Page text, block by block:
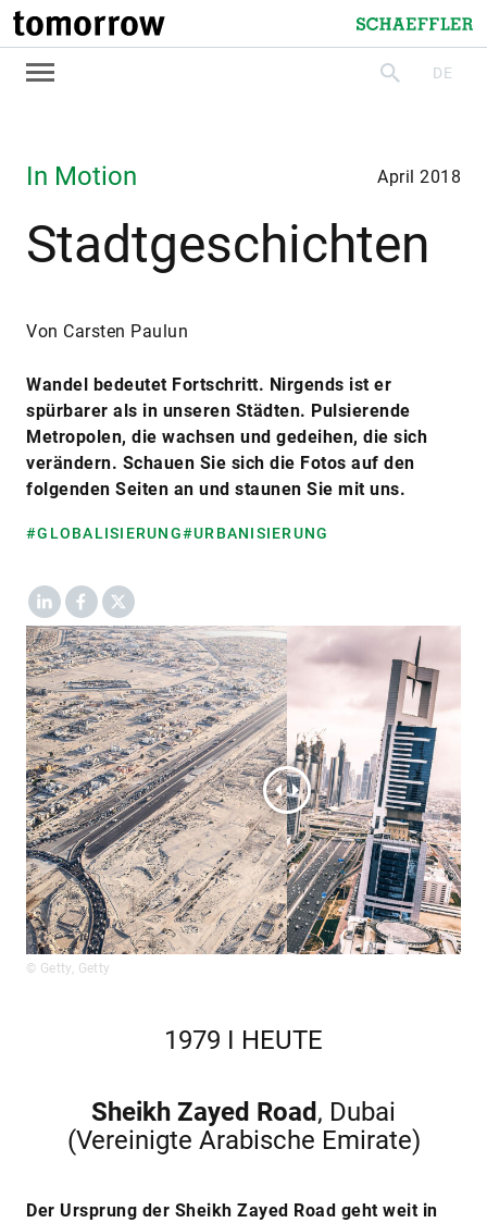
tomorrow
Schaeffler
suchenDE
In Motion April 2018
Stadtgeschichten
Von Carsten Paulun
Wandel bedeutet Fortschritt. Nirgends ist er
spürbarer als in unseren Städten. Pulsierende
Metropolen, die wachsen und gedeihen, die sich
verändern. Schauen Sie sich die Fotos auf den
folgenden Seiten an und staunen Sie mit uns.
#GLOBALISIERUNG#URBANISIERUNG
LinkedInFacebook
X
© Getty, Getty
1979 I HEUTE
Sheikh Zayed Road , Dubai
(Vereinigte Arabische Emirate)
Der Ursprung der Sheikh Zayed Road geht weit in